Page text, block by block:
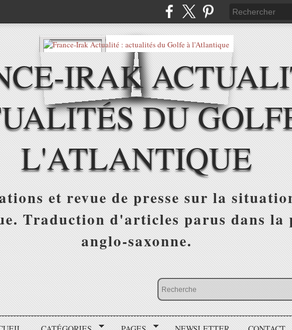
IRAK
DU
L'ATLANTIQUE
et revue de presse sur la
Traduction d'articles parus dans la
anglo-saxonne.